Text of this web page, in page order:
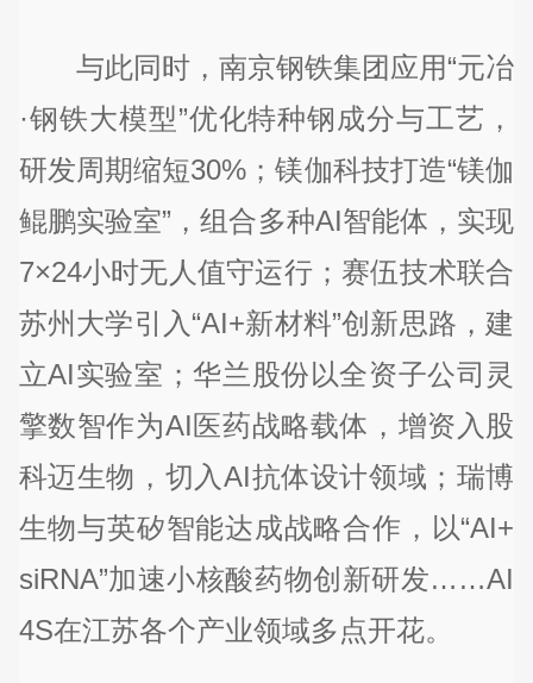
与此同时，南京钢铁集团应用“元冶
·钢铁大模型”优化特种钢成分与工艺，
研发周期缩短30%；镁伽科技打造“镁伽
鲲鹏实验室”，组合多种AI智能体，实现
7×24小时无人值守运行；赛伍技术联合
苏州大学引入“AI+新材料”创新思路，建
立AI实验室；华兰股份以全资子公司灵
擎数智作为AI医药战略载体，增资入股
科迈生物，切入AI抗体设计领域；瑞博
生物与英矽智能达成战略合作，以“AI+
siRNA”加速小核酸药物创新研发……AI
4S在江苏各个产业领域多点开花。